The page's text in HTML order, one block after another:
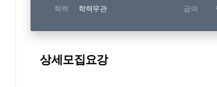
학력 학력무관 급여
상세모집요강